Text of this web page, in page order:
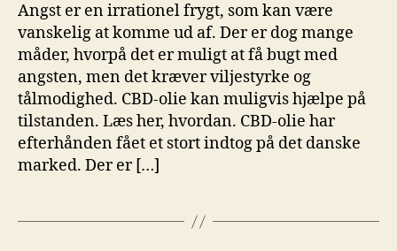
Angst er en irrationel frygt, som kan være
vanskelig at komme ud af. Der er dog mange
måder, hvorpå det er muligt at få bugt med
angsten, men det kræver viljestyrke og
tålmodighed. CBD-olie kan muligvis hjælpe på
tilstanden. Læs her, hvordan. CBD-olie har
efterhånden fået et stort indtog på det danske
marked. Der er […]